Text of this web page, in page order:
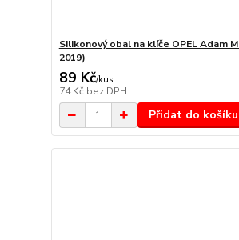
Silikonový obal na klíče OPEL Adam
2019)
89 Kč/kus
74 Kč bez DPH
Přidat do košíku